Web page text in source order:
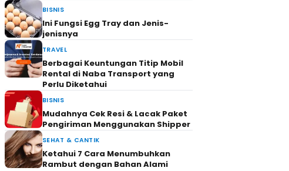
BISNIS
Ini Fungsi Egg Tray dan Jenis-
jenisnya
TRAVEL
Berbagai Keuntungan Titip Mobil
Rental di Naba Transport yang
Perlu Diketahui
BISNIS
Mudahnya Cek Resi & Lacak Paket
Pengiriman Menggunakan Shipper
SEHAT & CANTIK
Ketahui 7 Cara Menumbuhkan
Rambut dengan Bahan Alami